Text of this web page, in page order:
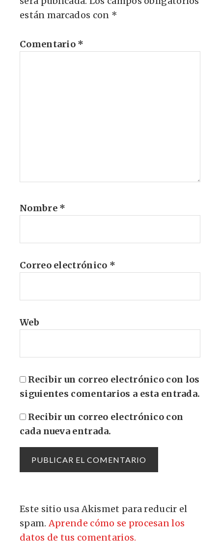
están marcados con *
Comentario *
Nombre *
Correo electrónico *
Web
Recibir un correo electrónico con los
siguientes comentarios a esta entrada.
Recibir un correo electrónico con
cada nueva entrada.
Este sitio usa Akismet para reducir el
spam.Aprende cómo se procesan los
datos de tus comentarios.